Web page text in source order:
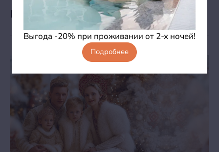
Новый год и новогодние каникулы
Выгода -20% при проживании от 2-х ночей!
Подробнее